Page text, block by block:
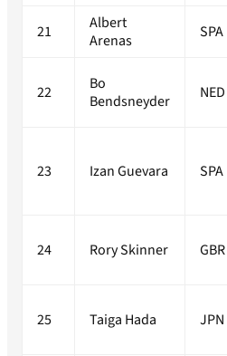
21
Albert
Arenas
SPA
22
Bo
Bendsneyder
NED
23 Izan Guevara SPA
24 Rory Skinner GBR
25 Taiga Hada JPN